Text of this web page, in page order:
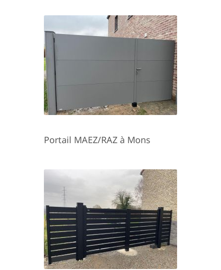
Portail MAEZ/RAZ à Mons